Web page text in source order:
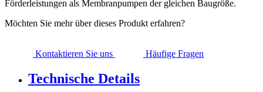
Förderleistungen als Membranpumpen der gleichen Baugröße.
Möchten Sie mehr über dieses Produkt erfahren?
Kontaktieren Sie uns Häufige Fragen
Technische Details